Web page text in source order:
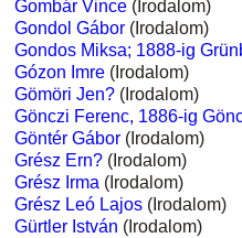
Gombár Vince(Irodalom)
Gondol Gábor(Irodalom)
Gondos Miksa; 1888-ig
Gózon Imre(Irodalom)
Gömöri Jen?(Irodalom)
Gönczi Ferenc, 1886-ig
Göntér Gábor(Irodalom)
Grész Ern?(Irodalom)
Grész Irma (Irodalom)
Grész Leó Lajos(Irodalom)
Gürtler István (Irodalom)